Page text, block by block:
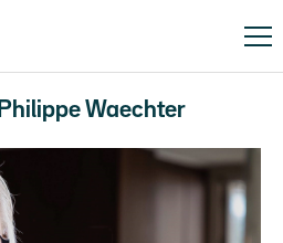
Philippe Waechter